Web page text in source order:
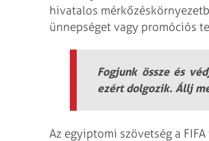
hivatalos
ünnepséget vagy promóciós
Fogjunk össze és
ezért dolgozik. Állj
Az egyiptomi szövetség a